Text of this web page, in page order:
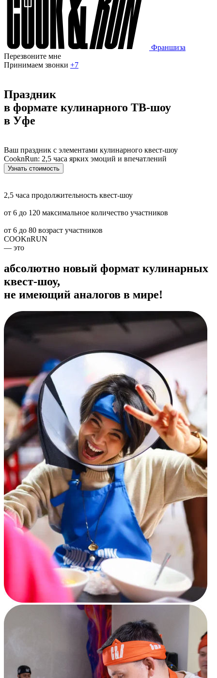
Франшиза
Перезвоните мне
Принимаем звонки +7
Праздник
в формате кулинарного ТВ‑шоу
в Уфе
Ваш праздник с элементами кулинарного квест-шоу
CooknRun: 2,5 часа ярких эмоций и впечатлений
Узнать стоимость
2,5 часа продолжительность квест-шоу
от 6 до 120 максимальное количество участников
от 6 до 80 возраст участников
COOKnRUN
— это
абсолютно новый формат кулинарных
квест-шоу,
не имеющий аналогов в мире!